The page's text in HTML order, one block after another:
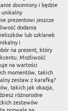
doceniony i będzie
unikalny
prezentowi jeszcze
dodania
lub szklanek
i
na prezent, który
Możliwość
na wartości
momentów, takich
zestaw z karafką?
takich jak okazja,
różnorodne
zestawów